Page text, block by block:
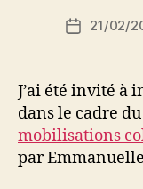
Date21/02/
J’ai été invité à
dans le cadre
mobilisations
par